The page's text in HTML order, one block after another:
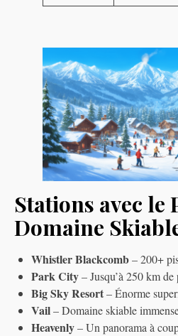
Stations avec le
Domaine
Whistler Blackcomb– 200+
Park City– Jusqu’à 250 km de
Big Sky Resort– Énorme
Vail– Domaine skiable
Heavenly– Un panorama à